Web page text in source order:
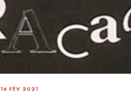
16 FÉV 2021